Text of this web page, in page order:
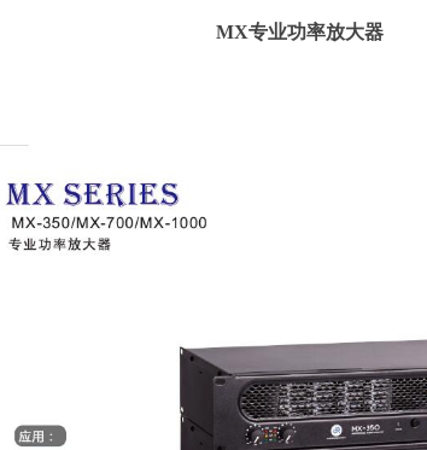
MX专业功率放大器